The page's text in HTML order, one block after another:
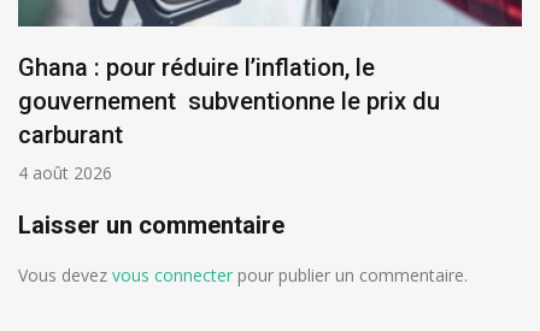
Ghana : pour réduire l’inflation, le
gouvernement subventionne le prix du
carburant
4 août 2026
Laisser un commentaire
Vous devez vous connecter pour publier un commentaire.